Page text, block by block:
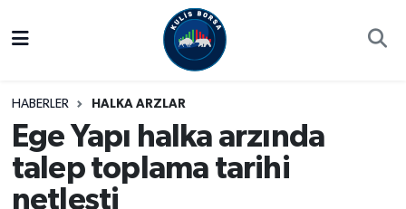
HABERLER HALKA ARZLAR
Ege Yapı halka arzında
talep toplama tarihi
netleşti
Kulis Haber
Süper Lig Puan Durumu ve Fikstür